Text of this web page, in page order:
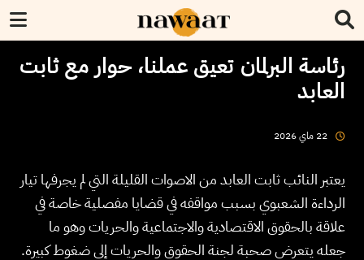
رئاسة البرلمان تعيق عملنا، حوار مع ثابت
العابد
22 ماي2026
يعتبر النائب ثابت العابد من الاصوات القليلة التي لم يجرفها تيار
الرداءة الشعبوي بسبب مواقفه في قضايا مفصلية خاصة في
علاقة بالحقوق الاقتصادية والاجتماعية والحريات وهو ما
جعله يتعرض صحبة لجنة الحقوق والحريات إلى ضغوط كبيرة.